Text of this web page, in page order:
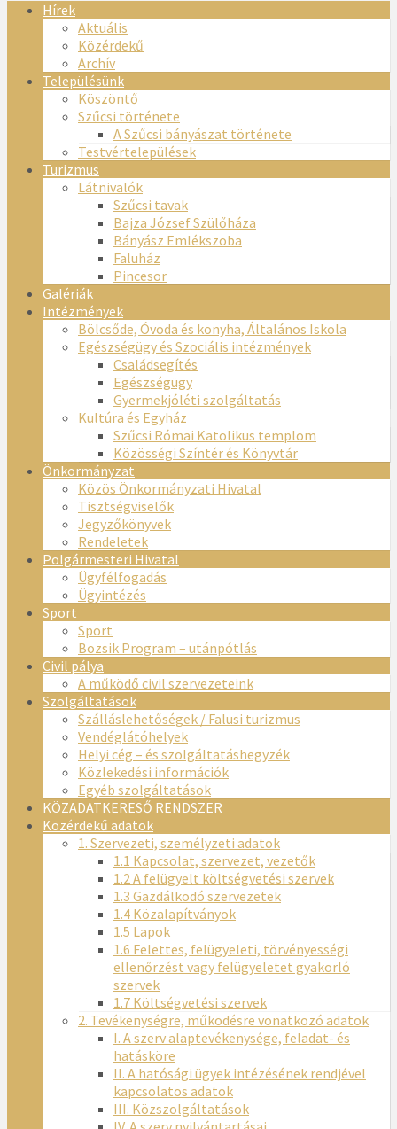
Hírek
Aktuális
Közérdekű
Archív
Településünk
Köszöntő
Szűcsi története
A Szűcsi bányászat története
Testvértelepülések
Turizmus
Látnivalók
Szűcsi tavak
Bajza József Szülőháza
Bányász Emlékszoba
Faluház
Pincesor
Galériák
Intézmények
Bölcsőde, Óvoda és konyha, Általános Iskola
Egészségügy és Szociális intézmények
Családsegítés
Egészségügy
Gyermekjóléti szolgáltatás
Kultúra és Egyház
Szűcsi Római Katolikus templom
Közösségi Színtér és Könyvtár
Önkormányzat
Közös Önkormányzati Hivatal
Tisztségviselők
Jegyzőkönyvek
Rendeletek
Polgármesteri Hivatal
Ügyfélfogadás
Ügyintézés
Sport
Sport
Bozsik Program – utánpótlás
Civil pálya
A működő civil szervezeteink
Szolgáltatások
Szálláslehetőségek / Falusi turizmus
Vendéglátóhelyek
Helyi cég – és szolgáltatáshegyzék
Közlekedési információk
Egyéb szolgáltatások
KÖZADATKERESŐ RENDSZER
Közérdekű adatok
1. Szervezeti, személyzeti adatok
1.1 Kapcsolat, szervezet, vezetők
1.2 A felügyelt költségvetési szervek
1.3 Gazdálkodó szervezetek
1.4 Közalapítványok
1.5 Lapok
1.6 Felettes, felügyeleti, törvényességi
ellenőrzést vagy felügyeletet gyakorló
szervek
1.7 Költségvetési szervek
2. Tevékenységre, működésre vonatkozó adatok
I. A szerv alaptevékenysége, feladat- és
hatásköre
II. A hatósági ügyek intézésének rendjével
kapcsolatos adatok
III. Közszolgáltatások